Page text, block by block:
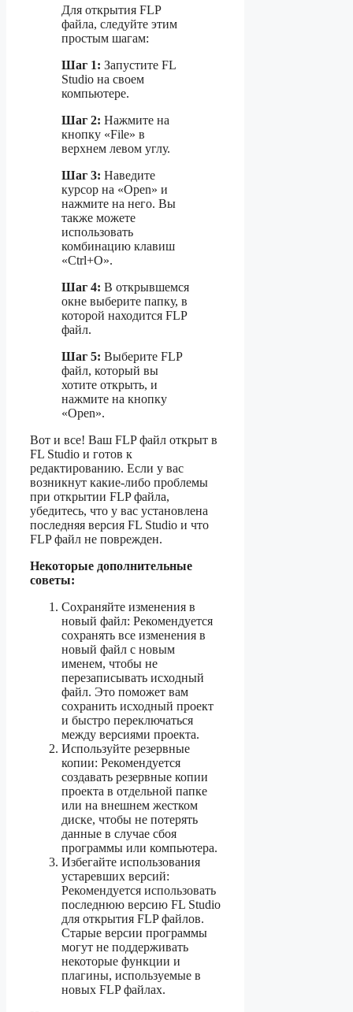
Для открытия FLP
файла, следуйте этим
простым шагам:
Шаг 1: Запустите FL
Studio на своем
компьютере.
Шаг 2: Нажмите на
кнопку «File» в
верхнем левом углу.
Шаг 3: Наведите
курсор на «Open» и
нажмите на него. Вы
также можете
использовать
комбинацию клавиш
«Ctrl+O».
Шаг 4: В открывшемся
окне выберите папку, в
которой находится FLP
файл.
Шаг 5: Выберите FLP
файл, который вы
хотите открыть, и
нажмите на кнопку
«Open».
Вот и все! Ваш FLP файл открыт в
FL Studio и готов к
редактированию. Если у вас
возникнут какие-либо проблемы
при открытии FLP файла,
убедитесь, что у вас установлена
последняя версия FL Studio и что
FLP файл не поврежден.
Некоторые дополнительные
советы:
Сохраняйте изменения в
новый файл: Рекомендуется
сохранять все изменения в
новый файл с новым
именем, чтобы не
перезаписывать исходный
файл. Это поможет вам
сохранить исходный проект
и быстро переключаться
между версиями проекта.
Используйте резервные
копии: Рекомендуется
создавать резервные копии
проекта в отдельной папке
или на внешнем жестком
диске, чтобы не потерять
данные в случае сбоя
программы или компьютера.
Избегайте использования
устаревших версий:
Рекомендуется использовать
последнюю версию FL Studio
для открытия FLP файлов.
Старые версии программы
могут не поддерживать
некоторые функции и
плагины, используемые в
новых FLP файлах.